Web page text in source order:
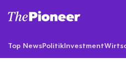
Top NewsPolitikInvestment